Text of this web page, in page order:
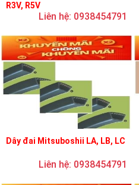
R3V, R5V
Liên hệ: 0938454791
Dây đai Mitsuboshii LA, LB, LC
Liên hệ: 0938454791